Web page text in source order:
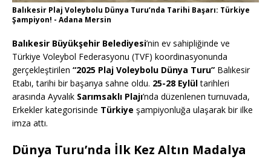
Balıkesir Plaj Voleybolu Dünya Turu’nda Tarihi Başarı: Türkiye
Şampiyon! - Adana Mersin
Balıkesir Büyükşehir Belediyesi’nin ev sahipliğinde ve
Türkiye Voleybol Federasyonu (TVF) koordinasyonunda
gerçekleştirilen “2025 Plaj Voleybolu Dünya Turu” Balıkesir
Etabı, tarihi bir başarıya sahne oldu. 25-28 Eylültarihleri
arasında Ayvalık Sarımsaklı Plajı’nda düzenlenen turnuvada,
Erkekler kategorisinde Türkiye şampiyonluğa ulaşarak bir ilke
imza attı.
Dünya Turu’nda İlk Kez Altın Madalya